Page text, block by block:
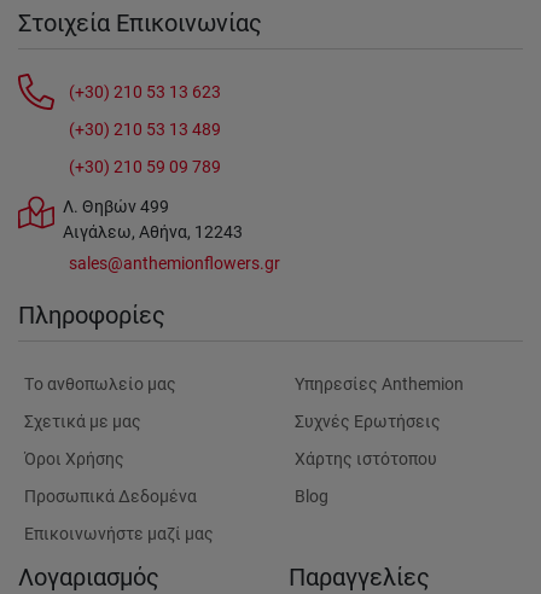
Στοιχεία Επικοινωνίας
(+30) 210 53 13 623
(+30) 210 53 13 489
(+30) 210 59 09 789
Λ. Θηβών 499
Αιγάλεω, Αθήνα, 12243
sales@anthemionflowers.gr
Πληροφορίες
Tο ανθοπωλείο μας
Σχετικά με μας
Όροι Χρήσης
Προσωπικά Δεδομένα
Επικοινωνήστε μαζί μας
Υπηρεσίες Anthemion
Συχνές Ερωτήσεις
Χάρτης ιστότοπου
Blog
Λογαριασμός Παραγγελίες